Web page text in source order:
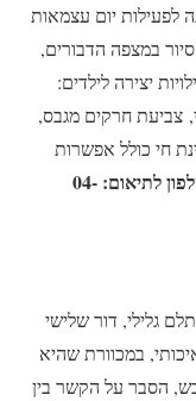
לפעילות יום עצמאות
במצפה הדבורים,
יצירה לילדים:
צביעת חרקים מגבס,
חי כולל אפשרות
04-
גלילי, דור שלישי
במכוורת שהיא
דבש, הסבר על הקשר בין